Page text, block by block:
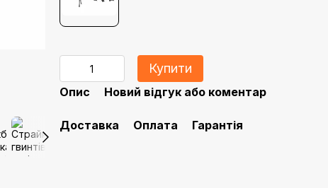
Купити
Опис Новий відгук або коментар
Доставка Оплата Гарантія